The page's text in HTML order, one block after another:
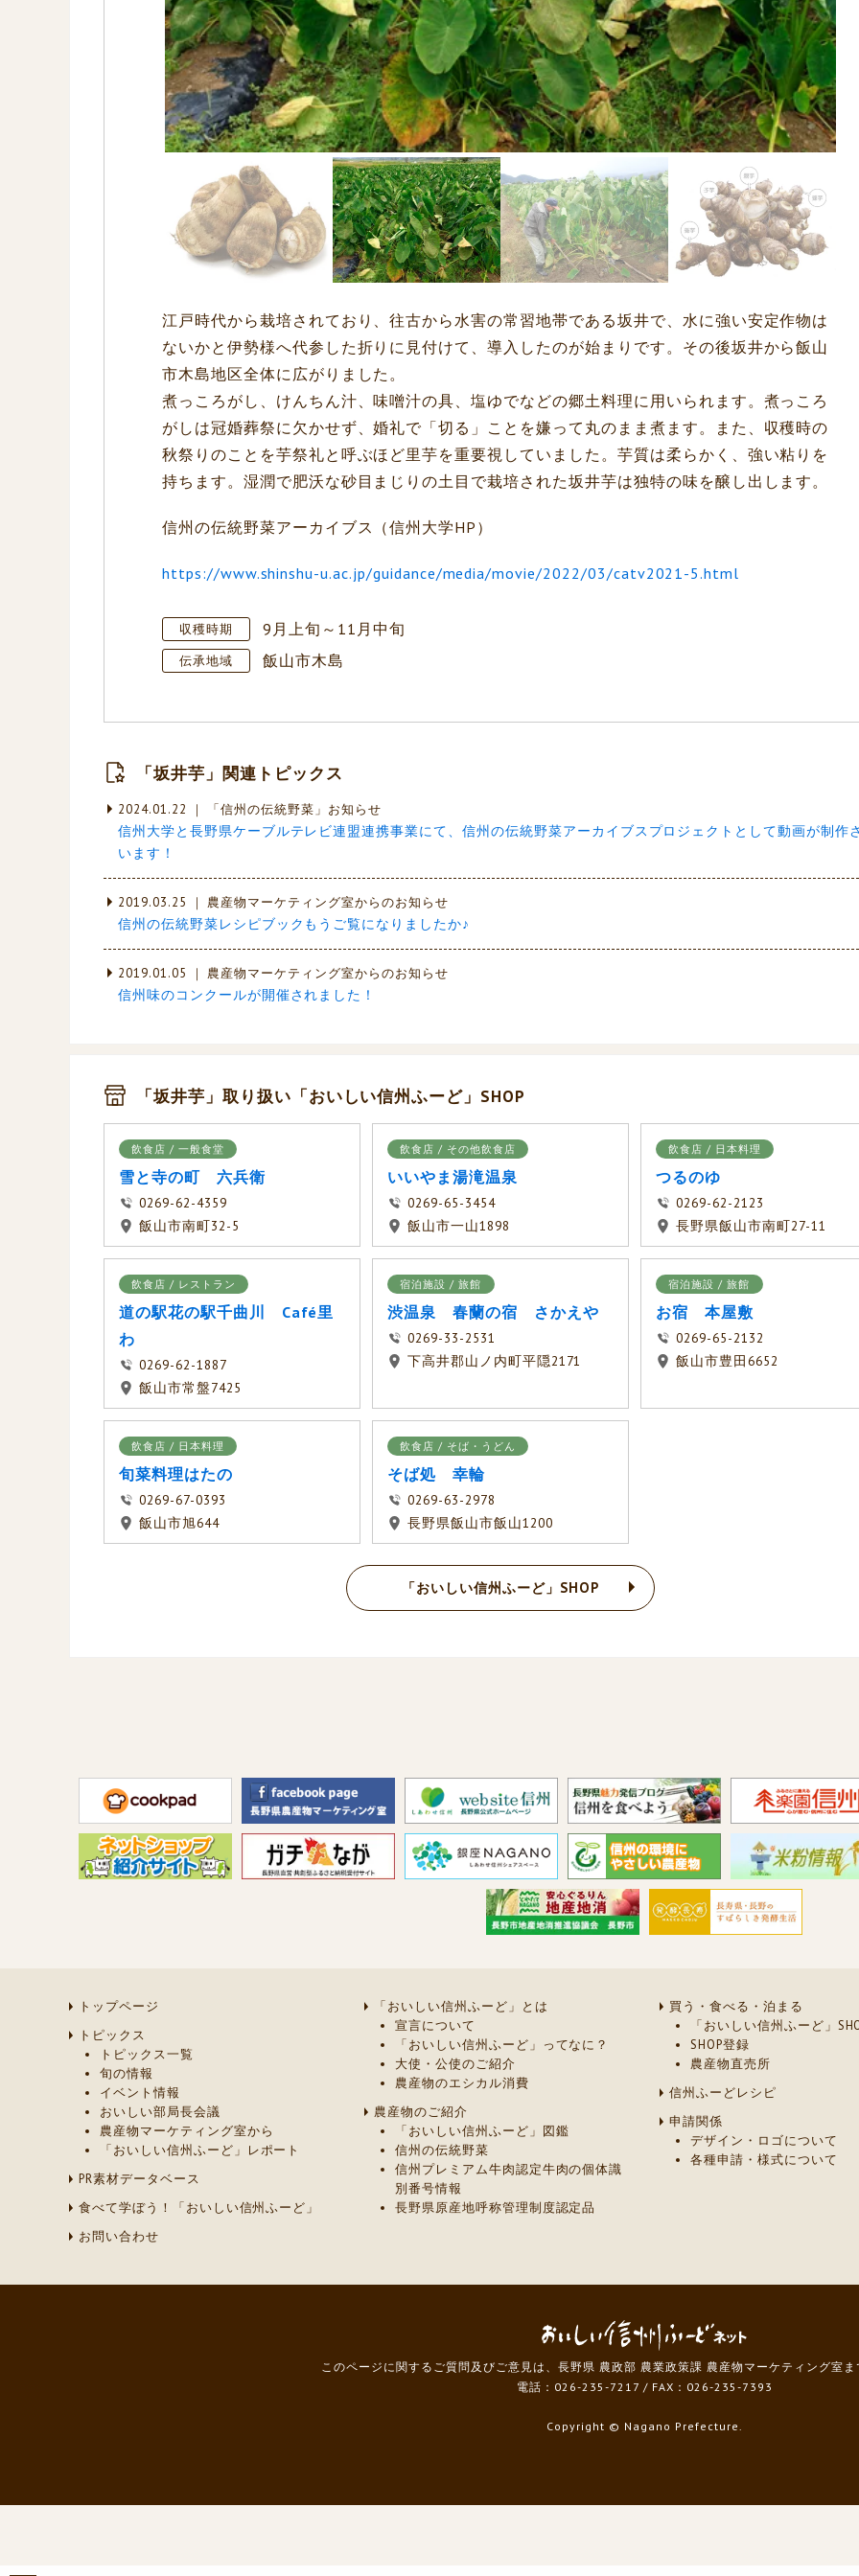
江戸時代から栽培されており、往古から水害の常習地帯である坂井で、水に強い安定作物は
ないかと伊勢様へ代参した折りに見付けて、導入したのが始まりです。その後坂井から飯山
市木島地区全体に広がりました。
煮っころがし、けんちん汁、味噌汁の具、塩ゆでなどの郷土料理に用いられます。煮っころ
がしは冠婚葬祭に欠かせず、婚礼で「切る」ことを嫌って丸のまま煮ます。また、収穫時の
秋祭りのことを芋祭礼と呼ぶほど里芋を重要視していました。芋質は柔らかく、強い粘りを
持ちます。湿潤で肥沃な砂目まじりの土目で栽培された坂井芋は独特の味を醸し出します。
信州の伝統野菜アーカイブス（信州大学HP）
https://www.shinshu-u.ac.jp/guidance/media/movie/2022/03/catv2021-5.html
収穫時期 9月上旬～11月中旬
伝承地域 飯山市木島
「坂井芋」関連トピックス
2024.01.22 ｜ 「信州の伝統野菜」お知らせ
信州大学と長野県ケーブルテレビ連盟連携事業にて、信州の伝統野菜アーカイブスプロジェクトとして動画が制作
います！
2019.03.25 ｜ 農産物マーケティング室からのお知らせ
信州の伝統野菜レシピブックもうご覧になりましたか♪
2019.01.05 ｜ 農産物マーケティング室からのお知らせ
信州味のコンクールが開催されました！
「坂井芋」取り扱い「おいしい信州ふーど」SHOP
飲食店 / 一般食堂
雪と寺の町 六兵衛
0269-62-4359
飯山市南町32-5
飲食店 / その他飲食店
いいやま湯滝温泉
0269-65-3454
飯山市一山1898
飲食店 / 日本料理
つるのゆ
0269-62-2123
長野県飯山市南町27-11
飲食店 / レストラン
道の駅花の駅千曲川 Café里
わ
0269-62-1887
飯山市常盤7425
宿泊施設 / 旅館
渋温泉 春蘭の宿 さかえや
0269-33-2531
下高井郡山ノ内町平隠2171
宿泊施設 / 旅館
お宿 本屋敷
0269-65-2132
飯山市豊田6652
飲食店 / 日本料理
旬菜料理はたの
0269-67-0393
飯山市旭644
飲食店 / そば・うどん
そば処 幸輪
0269-63-2978
長野県飯山市飯山1200
「おいしい信州ふーど」SHOP
トップページ
トピックス
トピックス一覧
旬の情報
イベント情報
おいしい部局長会議
農産物マーケティング室から
「おいしい信州ふーど」レポート
PR素材データベース
食べて学ぼう！「おいしい信州ふーど」
お問い合わせ
「おいしい信州ふーど」とは
宣言について
「おいしい信州ふーど」ってなに？
大使・公使のご紹介
農産物のエシカル消費
農産物のご紹介
「おいしい信州ふーど」図鑑
信州の伝統野菜
信州プレミアム牛肉認定牛肉の個体識
別番号情報
長野県原産地呼称管理制度認定品
買う・食べる・泊まる
「おいしい信州ふーど」
SHOP登録
農産物直売所
信州ふーどレシピ
申請関係
デザイン・ロゴについて
各種申請・様式について
このページに関するご質問及びご意見は、長野県 農政部 農業政策課 農産物マーケティング室
電話：026-235-7217 / FAX：026-235-7393
Copyright © Nagano Prefecture.